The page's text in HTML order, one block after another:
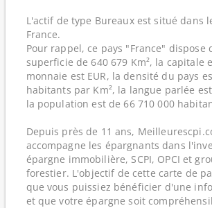
L'actif de type Bureaux est situé dans
France.
Pour rappel, ce pays "France" dispose
superficie de 640 679 Km², la capitale
monnaie est EUR, la densité du pays
habitants par Km², la langue parlée
la population est de 66 710 000
Depuis près de 11 ans,
accompagne les épargnants dans
épargne immobilière, SCPI, OPCI et
forestier. L'objectif de cette carte de
que vous puissiez bénéficier d'une
et que votre épargne soit